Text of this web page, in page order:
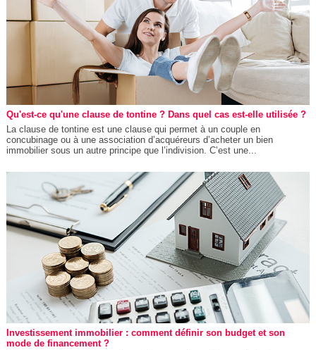
Qu'est-ce qu'une clause de tontine ? Dans quel cas est-elle utilisée ?
La clause de tontine est une clause qui permet à un couple en
concubinage ou à une association d’acquéreurs d’acheter un bien
immobilier sous un autre principe que l’indivision. C’est une...
Investissement immobilier : comment définir son budget et son
mode de financement ?